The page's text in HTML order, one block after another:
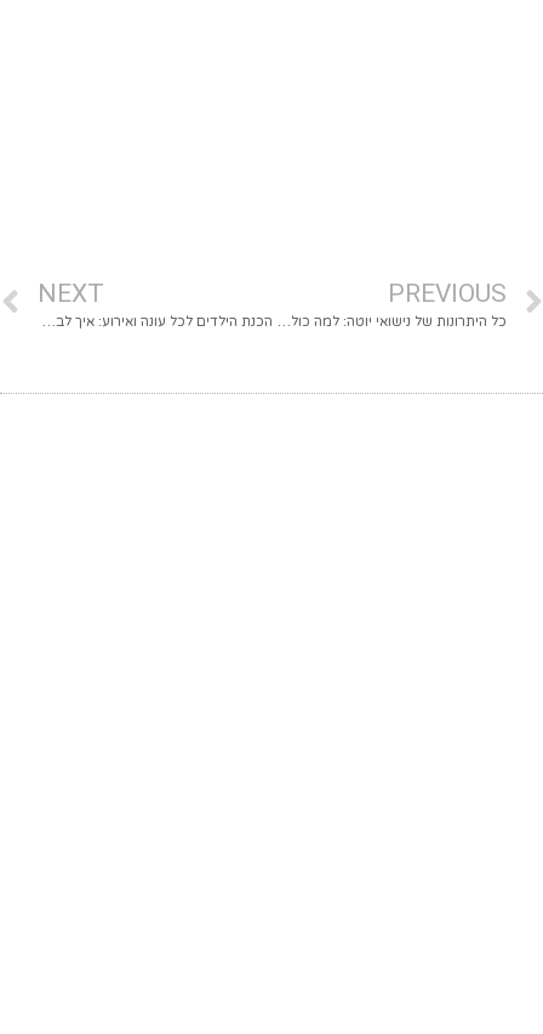
PREVIOUS
כל היתרונות של נישואי יוטה: למה כולם מדברים על זה?
NEXT
הכנת הילדים לכל עונה ואירוע: איך לבנות מלתחה מגוונת שמשדרגת את החיים